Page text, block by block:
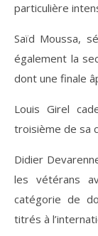
particulière
Saïd Moussa,
également la
dont une finale
Louis Girel
troisième de sa
Didier
les vétérans
catégorie de
titrés à